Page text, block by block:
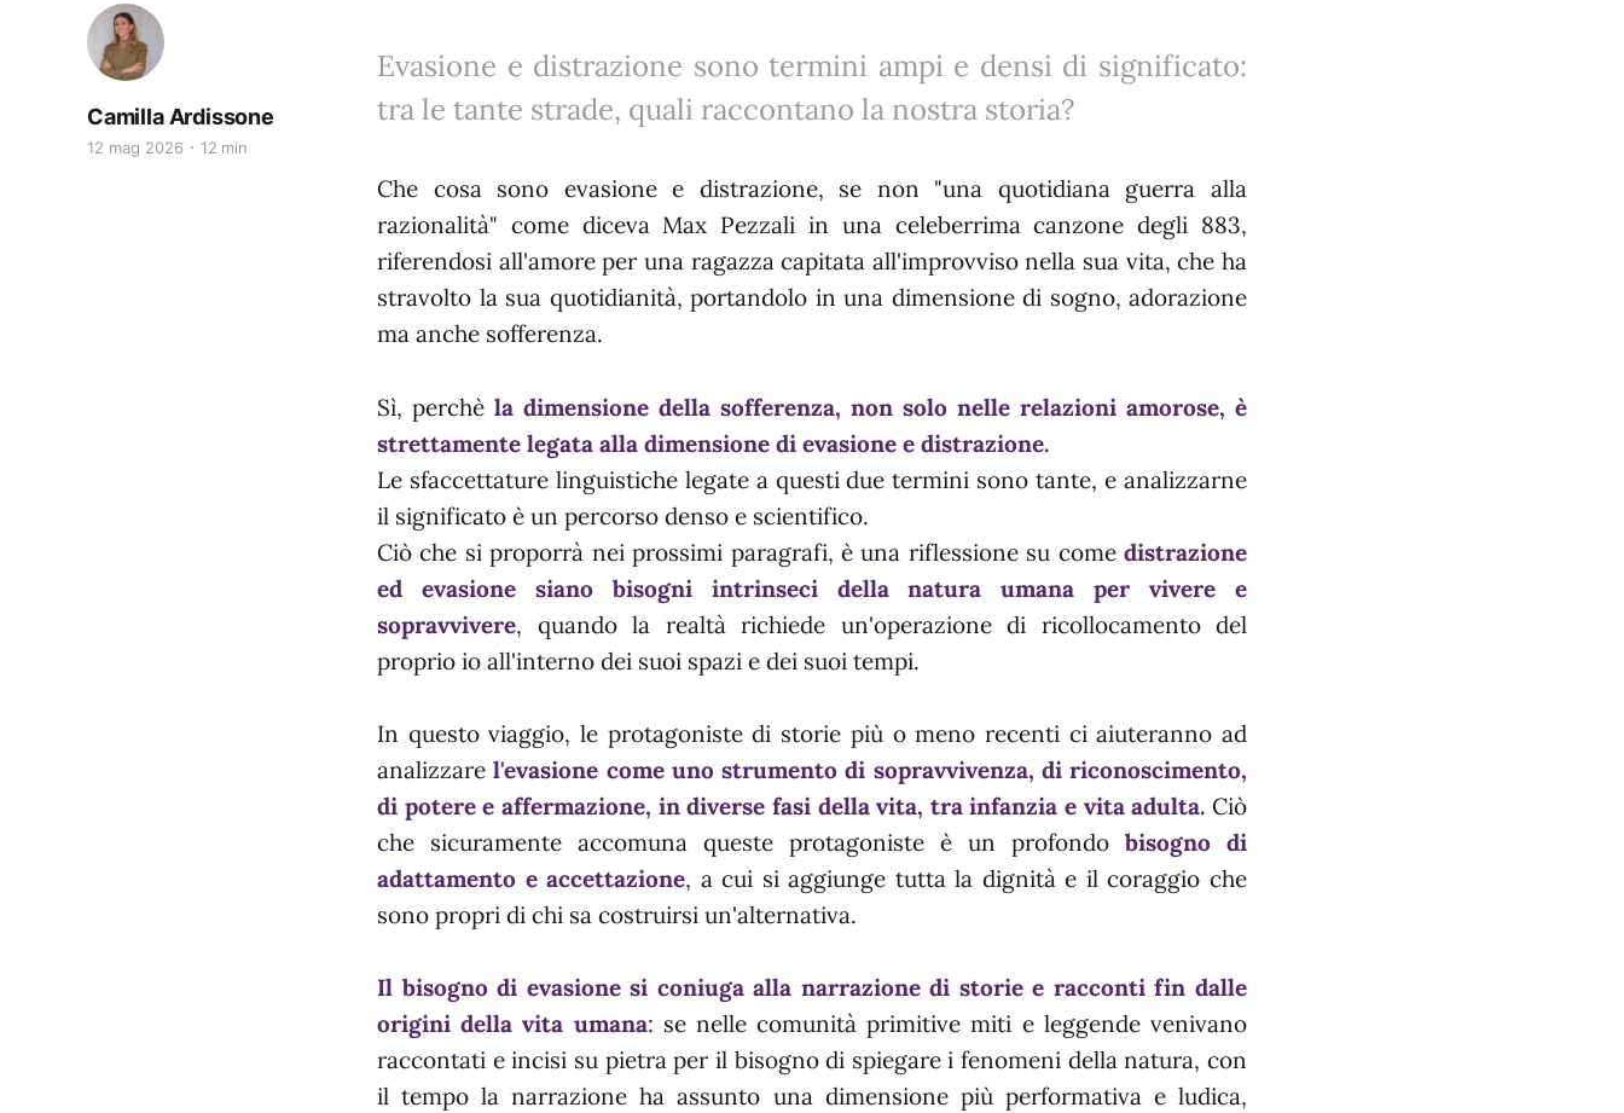
Camilla Ardissone
12 mag 2026 12 min
Evasione e distrazione sono termini ampi e densi di significato:
tra le tante strade, quali raccontano la nostra storia?
Che cosa sono evasione e distrazione, se non "una quotidiana guerra alla
razionalità" come diceva Max Pezzali in una celeberrima canzone degli 883,
riferendosi all'amore per una ragazza capitata all'improvviso nella sua vita, che ha
stravolto la sua quotidianità, portandolo in una dimensione di sogno, adorazione
ma anche sofferenza.
Sì, perchè la dimensione della sofferenza, non solo nelle relazioni amorose, è
strettamente legata alla dimensione di evasione e distrazione.
Le sfaccettature linguistiche legate a questi due termini sono tante, e analizzarne
il significato è un percorso denso e scientifico.
Ciò che si proporrà nei prossimi paragrafi, è una riflessione su come distrazione
ed evasione siano bisogni intrinseci della natura umana per vivere e
sopravvivere, quando la realtà richiede un'operazione di ricollocamento del
proprio io all'interno dei suoi spazi e dei suoi tempi.
In questo viaggio, le protagoniste di storie più o meno recenti ci aiuteranno ad
analizzarel'evasione come uno strumento di sopravvivenza, di riconoscimento,
di potere e affermazione, in diverse fasi della vita, tra infanzia e vita adulta. Ciò
che sicuramente accomuna queste protagoniste è un profondo bisogno di
adattamento e accettazione, a cui si aggiunge tutta la dignità e il coraggio che
sono propri di chi sa costruirsi un'alternativa.
Il bisogno di evasione si coniuga alla narrazione di storie e racconti fin dalle
origini della vita umana: se nelle comunità primitive miti e leggende venivano
raccontati e incisi su pietra per il bisogno di spiegare i fenomeni della natura, con
il tempo la narrazione ha assunto una dimensione più performativa e ludica,